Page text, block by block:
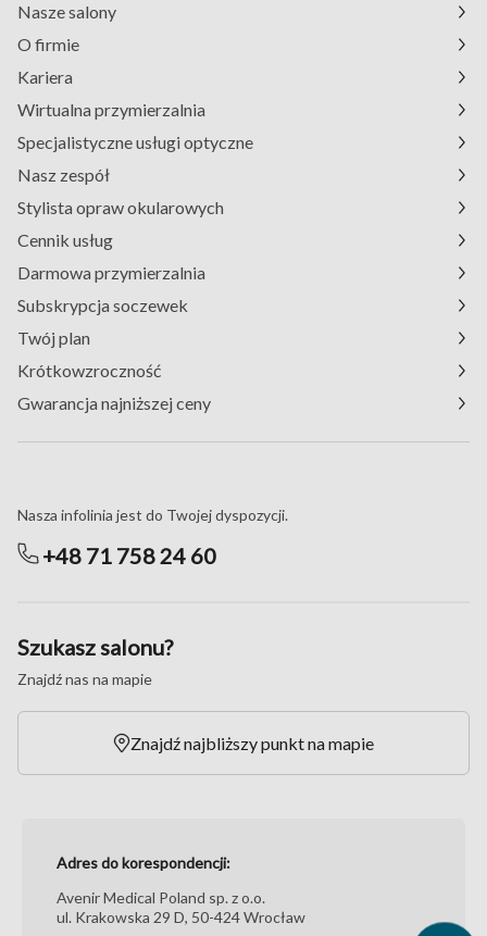
Nasze salony
O firmie
Kariera
Wirtualna przymierzalnia
Specjalistyczne usługi optyczne
Nasz zespół
Stylista opraw okularowych
Cennik usług
Darmowa przymierzalnia
Subskrypcja soczewek
Twój plan
Krótkowzroczność
Gwarancja najniższej ceny
Nasza infolinia jest do Twojej dyspozycji.
+48 71 758 24 60
Szukasz salonu?
Znajdź nas na mapie
Znajdź najbliższy punkt na mapie
Adres do korespondencji:
Avenir Medical Poland sp. z o.o.
ul. Krakowska 29 D, 50-424 Wrocław